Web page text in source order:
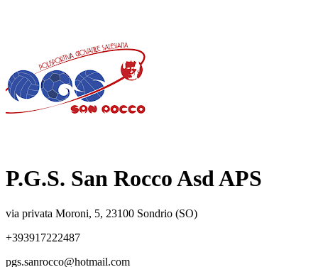
P.G.S. San Rocco Asd APS
via privata Moroni, 5, 23100 Sondrio (SO)
+393917222487
pgs.sanrocco@hotmail.com